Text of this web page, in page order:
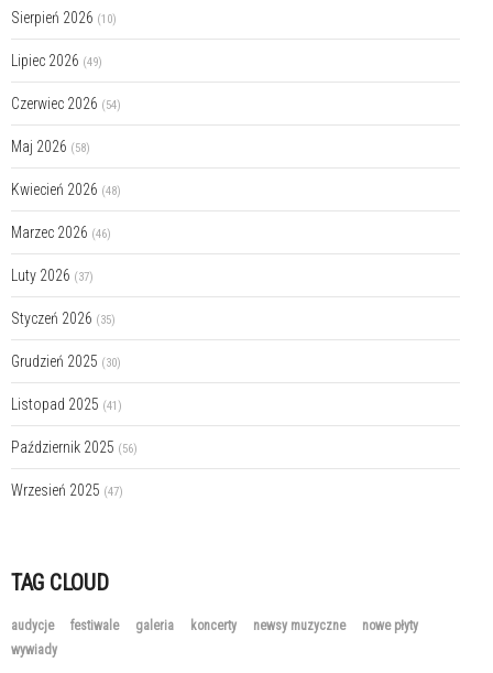
Sierpień 2026 (10)
Lipiec 2026 (49)
Czerwiec 2026 (54)
Maj 2026 (58)
Kwiecień 2026 (48)
Marzec 2026 (46)
Luty 2026 (37)
Styczeń 2026 (35)
Grudzień 2025 (30)
Listopad 2025 (41)
Październik 2025 (56)
Wrzesień 2025 (47)
TAG CLOUD
audycje festiwale galeria koncerty newsy muzyczne
nowe płyty
wywiady